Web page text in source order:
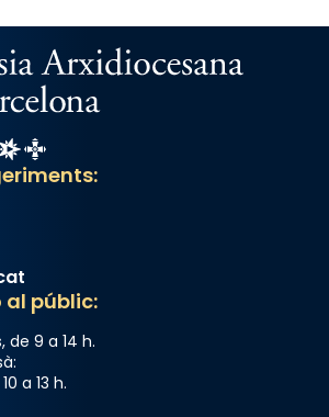
Radio Estel
Catalunya Cristiana
públic:
de 9 a 14 h.
a 13 h.